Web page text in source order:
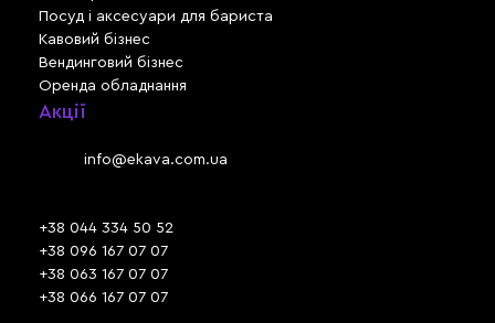
Посуд і аксесуари для бариста
Кавовий бізнес
Вендинговий бізнес
Оренда обладнання
Акції
info@ekava.com.ua
+38 044 334 50 52
+38 096 167 07 07
+38 063 167 07 07
+38 066 167 07 07